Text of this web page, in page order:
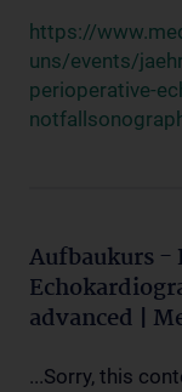
https://
uns/events/
perioperative-
Aufbaukurs
advanced |
...Sorry, this